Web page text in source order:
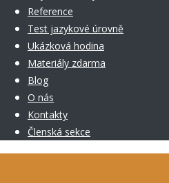
Reference
Test jazykové úrovně
Ukázková hodina
Materiály zdarma
Blog
O nás
Kontakty
Členská sekce